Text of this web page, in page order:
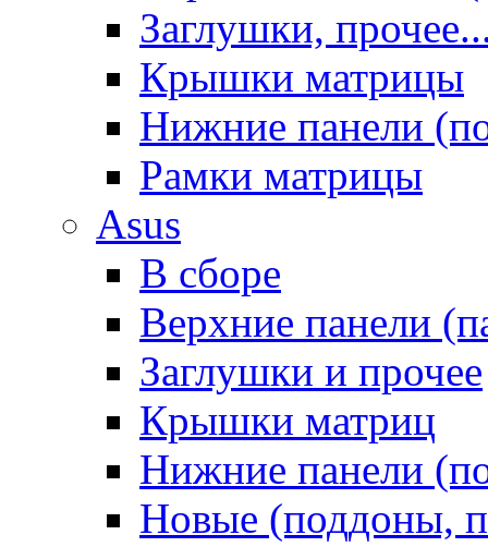
Заглушки,
Крышки матрицы
Нижние панели
Рамки матрицы
Asus
В сборе
Верхние панели
Заглушки и прочее
Крышки матриц
Нижние панели
Новые (поддоны,